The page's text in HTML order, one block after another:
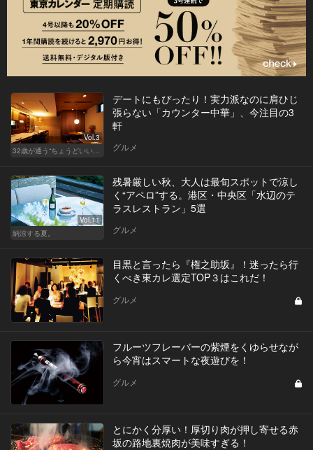
Vol.3
32歳が通う“ちょうどいい”価格の店
デートにもぴったり！実力派なのに肩ひじ
張らない「カウンター中華」、今注目の3
軒
グルメ
Vol.11
納涼する夏。
残暑厳しい秋、大人は最旬スポットで涼し
く“アペロ”する。港区・中央区「水辺のテ
ラスレストラン」5選
グルメ
目黒と言ったら『権之助坂』！迷ったら行
くべき東カレ選定TOP３はこれだ！
グルメ
フルーツフレーバーの紫煙をくゆらせなが
ら今宵はスマートな夜遊びを！
グルメ
とにかく分厚い！厚切り肉が押し寄せる赤
坂の路地裏焼肉が美味すぎる！